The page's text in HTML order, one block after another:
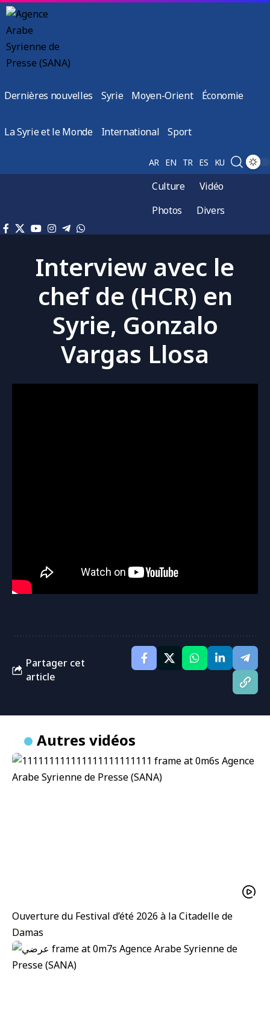
Dernières nouvelles Syrie Moyen-Orient Économie
La Syrie et le Monde International Sport
AR EN TR ES KU
Culture
Vidéo
Photos
Divers
Interview avec le
chef de (HCR) en
Syrie, Gonzalo
Vargas Llosa
Partager cet
article
Autres vidéos
Ouverture du Festival d’été 2026 à la Citadelle de
Damas